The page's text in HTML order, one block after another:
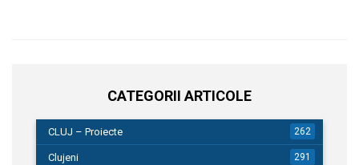
CATEGORII ARTICOLE
CLUJ – Proiecte 262
Clujeni 291